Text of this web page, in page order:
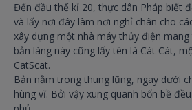
Đến đầu thế kỉ 20, thực dân Pháp biết
và lấy nơi đây làm nơi nghỉ chân cho
xây dựng một nhà máy thủy điện
bản làng này cũng lấy tên là Cát Cát,
CatScat.
Bản nằm trong thung lũng, ngay dưới
hùng vĩ. Bởi vậy xung quanh bốn bề